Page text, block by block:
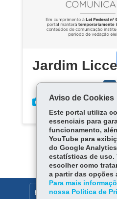
Jardim
DENUNCIE CORRUPÇÃO
Aviso de Cookies
Este portal utiliza
essenciais para
funcionamento,
YouTube para
do Google
estatísticas de uso.
escolher como
a partir das opções
Para mais
nossa Política de